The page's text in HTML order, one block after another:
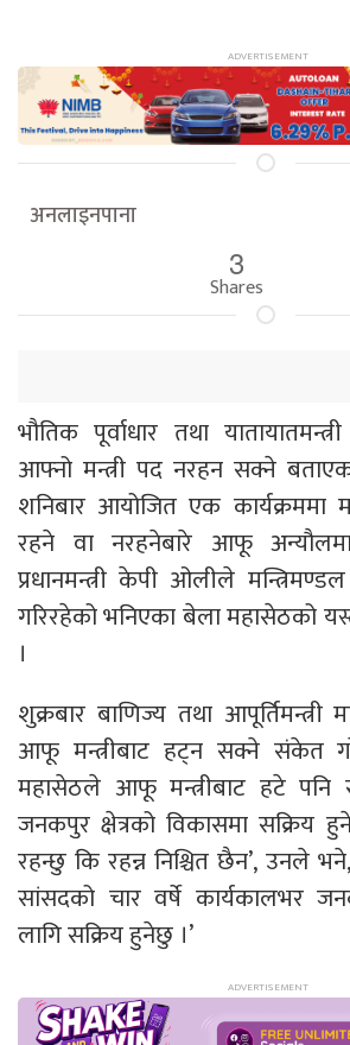
अनलाइनपाना
3
Shares
भौतिक पूर्वाधार तथा
आफ्नो मन्त्री पद नरहन सक्ने
शनिबार आयोजित एक कार्यक्रममा
रहने वा नरहनेबारे आफू
प्रधानमन्त्री केपी ओलीले
गरिरहेको भनिएका बेला महासेठको
।
शुक्रबार बाणिज्य तथा
आफू मन्त्रीबाट हट्न सक्ने संकेत
महासेठले आफू मन्त्रीबाट हटे पनि
जनकपुर क्षेत्रको विकासमा सक्रिय
रहन्छु कि रहन्न निश्चित छैन’, उनले भने,
सांसदको चार वर्षे कार्यकालभर
लागि सक्रिय हुनेछु ।’